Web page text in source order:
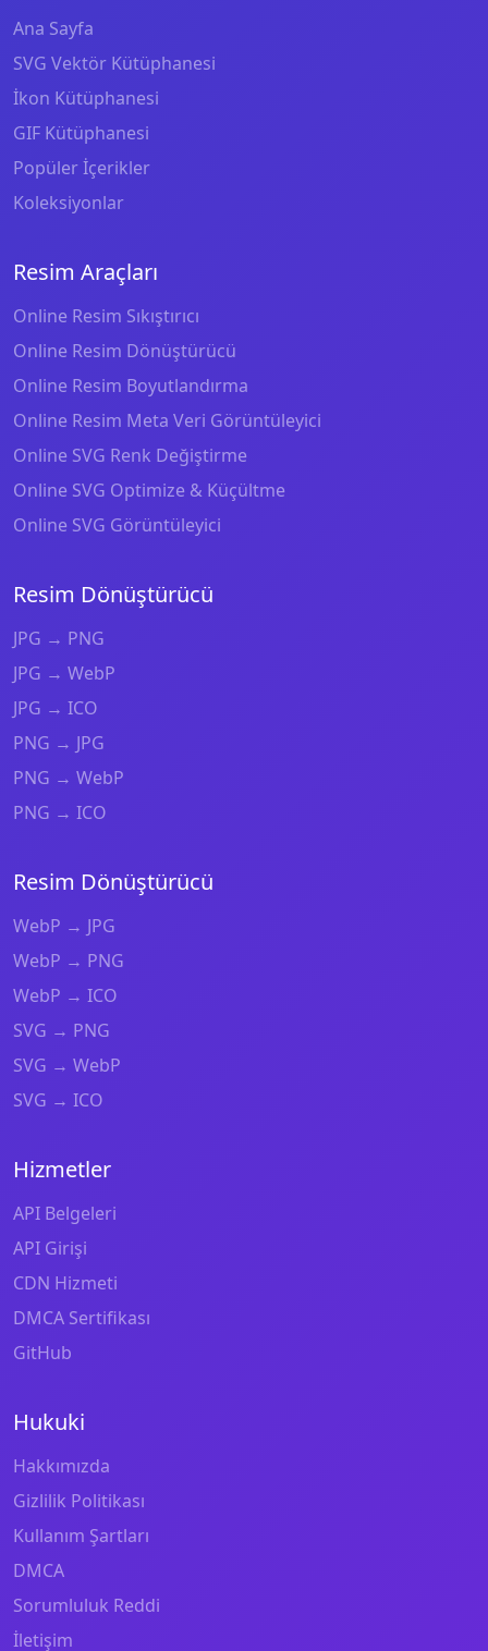
Ana Sayfa
SVG Vektör Kütüphanesi
İkon Kütüphanesi
GIF Kütüphanesi
Popüler İçerikler
Koleksiyonlar
Resim Araçları
Online Resim Sıkıştırıcı
Online Resim Dönüştürücü
Online Resim Boyutlandırma
Online Resim Meta Veri Görüntüleyici
Online SVG Renk Değiştirme
Online SVG Optimize & Küçültme
Online SVG Görüntüleyici
Resim Dönüştürücü
JPG → PNG
JPG → WebP
JPG → ICO
PNG → JPG
PNG → WebP
PNG → ICO
Resim Dönüştürücü
WebP → JPG
WebP → PNG
WebP → ICO
SVG → PNG
SVG → WebP
SVG → ICO
Hizmetler
API Belgeleri
API Girişi
CDN Hizmeti
DMCA Sertifikası
GitHub
Hukuki
Hakkımızda
Gizlilik Politikası
Kullanım Şartları
DMCA
Sorumluluk Reddi
İletişim